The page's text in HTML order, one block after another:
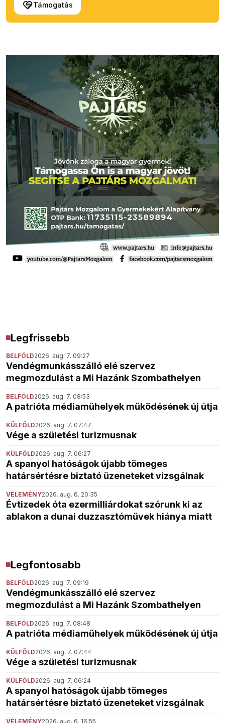
Támogatás
Legfrissebb
BELFÖLD2026. aug. 7. 09:27
Vendégmunkásszálló elé szervez
megmozdulást a Mi Hazánk Szombathelyen
BELFÖLD2026. aug. 7. 08:53
A patrióta médiaműhelyek működésének új útja
KÜLFÖLD2026. aug. 7. 07:47
Vége a születési turizmusnak
KÜLFÖLD2026. aug. 7. 06:27
A spanyol hatóságok újabb tömeges
határsértésre biztató üzeneteket vizsgálnak
VÉLEMÉNY2026. aug. 6. 20:35
Évtizedek óta ezermilliárdokat szórunk ki az
ablakon a dunai duzzasztóművek hiánya miatt
Legfontosabb
BELFÖLD2026. aug. 7. 09:19
Vendégmunkásszálló elé szervez
megmozdulást a Mi Hazánk Szombathelyen
BELFÖLD2026. aug. 7. 08:48
A patrióta médiaműhelyek működésének új útja
KÜLFÖLD2026. aug. 7. 07:44
Vége a születési turizmusnak
KÜLFÖLD2026. aug. 7. 06:24
A spanyol hatóságok újabb tömeges
határsértésre biztató üzeneteket vizsgálnak
VÉLEMÉNY2026. aug. 6. 16:55